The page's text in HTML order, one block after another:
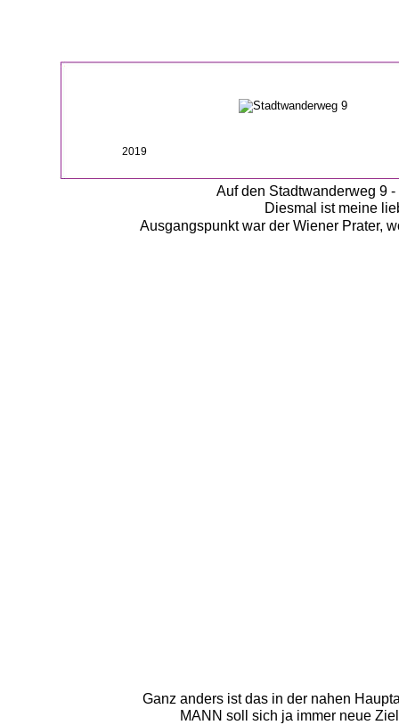
Auf den Stadtwanderweg 9
Diesmal ist meine
Ausgangspunkt war der Wiener Prater,
2019
Ganz anders ist das in der nahen
MANN soll sich ja immer neue